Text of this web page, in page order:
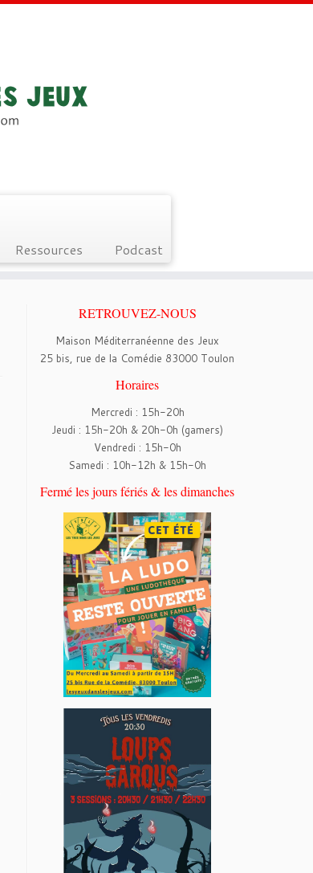
Ressources Podcast
RETROUVEZ-NOUS
Maison Méditerranéenne des Jeux
25 bis, rue de la Comédie 83000 Toulon
Horaires
Mercredi : 15h-20h
Jeudi : 15h-20h & 20h-0h (gamers)
Vendredi : 15h-0h
Samedi : 10h-12h & 15h-0h
Fermé les jours fériés & les dimanches